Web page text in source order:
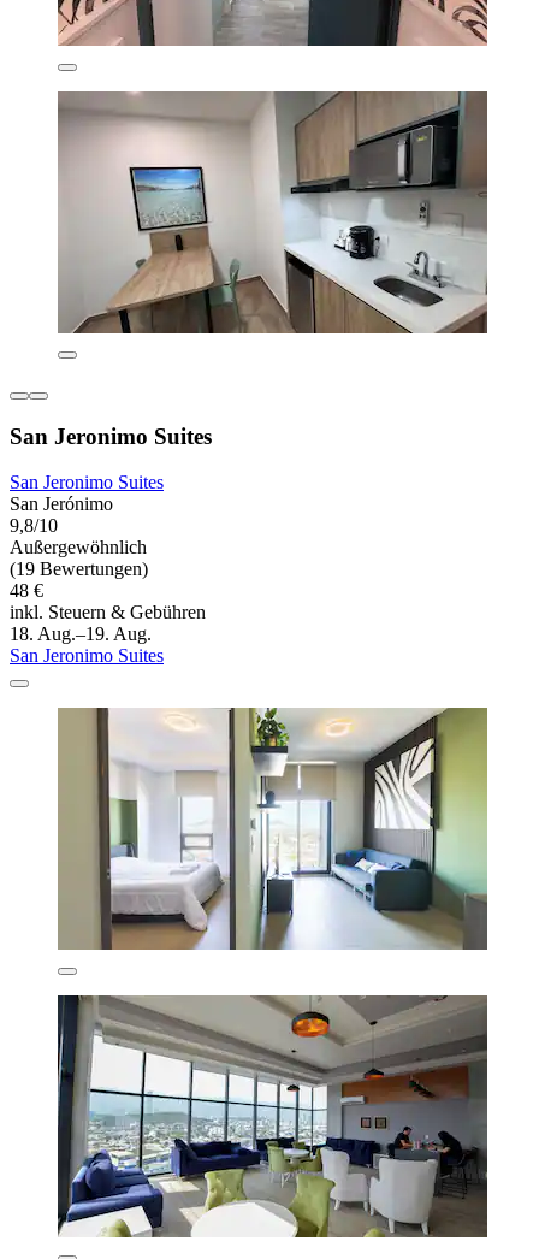
San Jeronimo Suites
San Jeronimo Suites
San Jerónimo
9,8/10
Außergewöhnlich
(19 Bewertungen)
48 €
inkl. Steuern & Gebühren
18. Aug.–19. Aug.
San Jeronimo Suites